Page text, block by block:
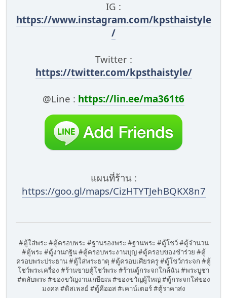
IG :
https://www.instagram.com/kpsthaistyle
/
Twitter :
https://twitter.com/kpsthaistyle/
@Line : https://lin.ee/ma361t6
แผนที่ร้าน :
https://goo.gl/maps/CizHTYTJehBQKX8n7
#ตู้ใส่พระ #ตู้ครอบพระ #ฐานรองพระ #ฐานพระ #ตู้โชว์ #ตู้จำนวน
#ตู้พระ #ตู้งานกฐิน #ตู้ครอบพระงานบุญ #ตู้ครอบของชำร่วย #ตู้
ครอบพระประธาน #ตู้ใส่พระธาตุ #ตู้ครอบเศียรครู #ตู้โชว์กระจก #ตู้
โชว์พระเครื่อง #ร้านขายตู้โชว์พระ #ร้านตู้กระจกใกล้ฉัน #พระบูชา
#ตลับพระ #ของขวัญงานเกษียณ #ของขวัญผู้ใหญ่ #ตู้กระจกใส่ของ
มงคล #ดิสเพลย์ #ตู้คีออส #เคาน์เตอร์ #ตู้ราคาส่ง